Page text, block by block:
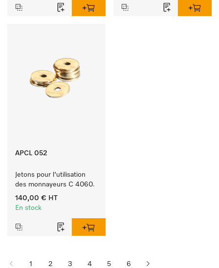
APCL 052
Jetons pour l'utilisation
des monnayeurs C 4060.
140,00 € HT
En stock
1 2 3 4 5 6